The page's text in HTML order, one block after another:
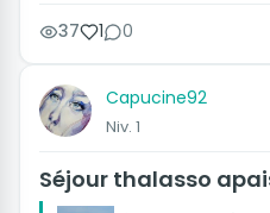
37 1 0
Capucine92
Niv. 1
Séjour thalasso